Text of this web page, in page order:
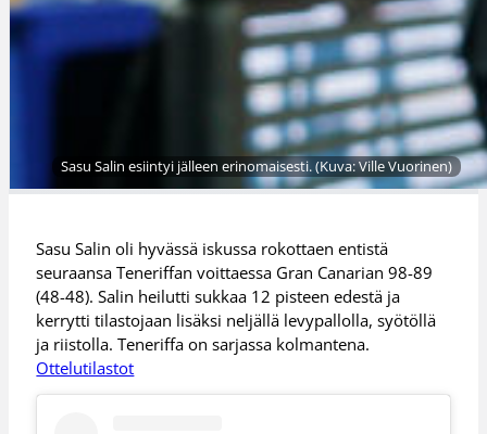
Sasu Salin esiintyi jälleen erinomaisesti. (Kuva: Ville Vuorinen)
Sasu Salin oli hyvässä iskussa rokottaen entistä
seuraansa Teneriffan voittaessa Gran Canarian 98-89
(48-48). Salin heilutti sukkaa 12 pisteen edestä ja
kerrytti tilastojaan lisäksi neljällä levypallolla, syötöllä
ja riistolla. Teneriffa on sarjassa kolmantena.
Ottelutilastot